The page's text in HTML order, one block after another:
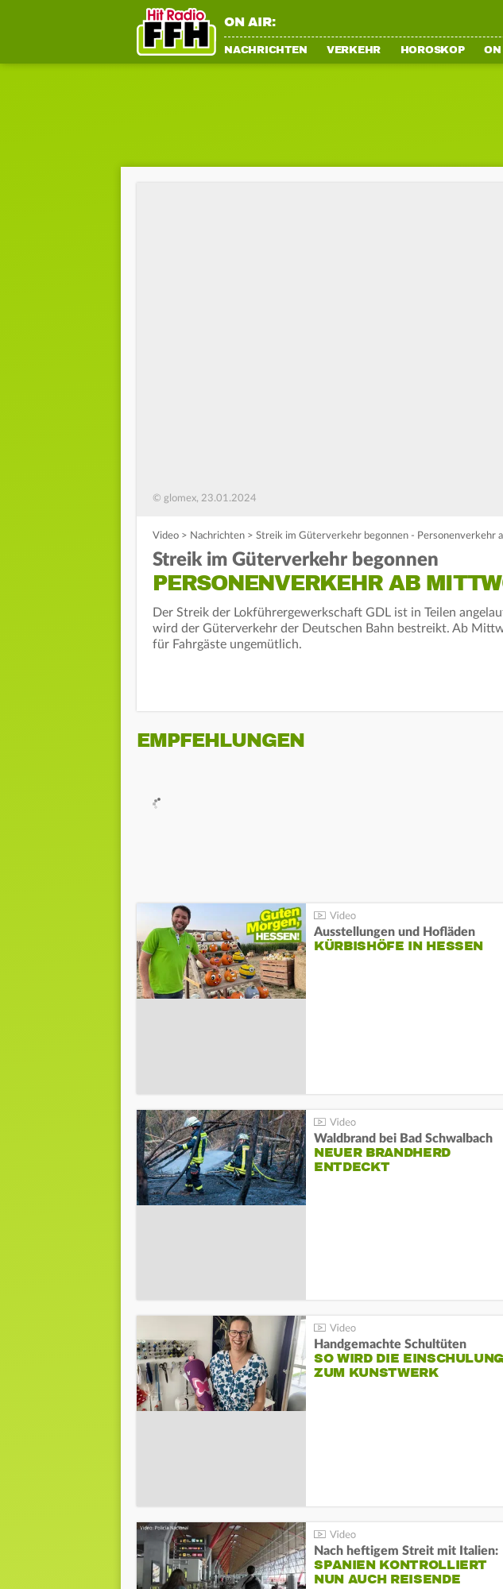
ON AIR:
NACHRICHTEN VERKEHR HOROSKOP
© glomex, 23.01.2024
Video > Nachrichten > Streik im Güterverkehr begonnen - Personenverkehr
Streik im Güterverkehr begonnen
PERSONENVERKEHR AB
Der Streik der Lokführergewerkschaft GDL ist in Teilen
wird der Güterverkehr der Deutschen Bahn bestreikt. Ab
für Fahrgäste ungemütlich.
EMPFEHLUNGEN
Ausstellungen und Hofläden
KÜRBISHÖFE IN HESSEN
Waldbrand bei Bad Schwalbach
NEUER BRANDHERD
ENTDECKT
Handgemachte Schultüten
SO WIRD DIE EINSCHULUNG
ZUM KUNSTWERK
Nach heftigem Streit mit Italien:
SPANIEN KONTROLLIERT
NUN AUCH REISENDE